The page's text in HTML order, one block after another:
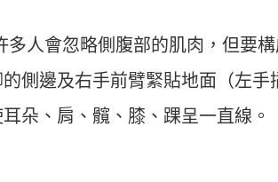
人會忽略側腹部的肌肉，但要
側邊及右手前臂緊貼地面（左手
朵、肩、髖、膝、踝呈一直線。